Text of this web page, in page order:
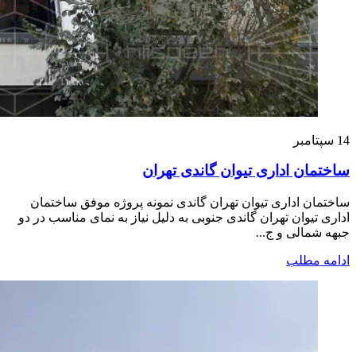
14 سپتامبر
ساختمان اداری تیوان گاندی تهران
ساختمان اداری تیوان تهران گاندی نمونه پروژه موفق ساختمان
اداری تیوان تهران گاندی جنوبی به دلیل نیاز به نمای مناسب در دو
جبهه شمالی و ج...
ادامه مطلب